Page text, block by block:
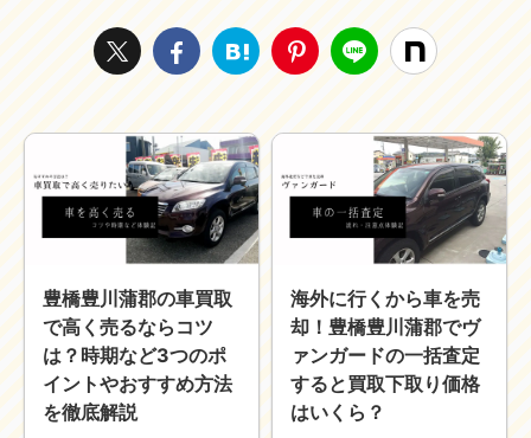
近畿
九州
世界一周ブログ
ヨーロッパ
北・中南米
東南アジア
世界一周の準備
Web・ガジェット
スマホ・タブレット
PC・インターネット
ポケモンGO
AND OR
豊橋豊川蒲郡の車買取
で高く売るならコツ
は？時期など3つのポ
イントやおすすめ方法
を徹底解説
海外に行くから車を売
却！豊橋豊川蒲郡でヴ
ァンガードの一括査定
すると買取下取り価格
はいくら？